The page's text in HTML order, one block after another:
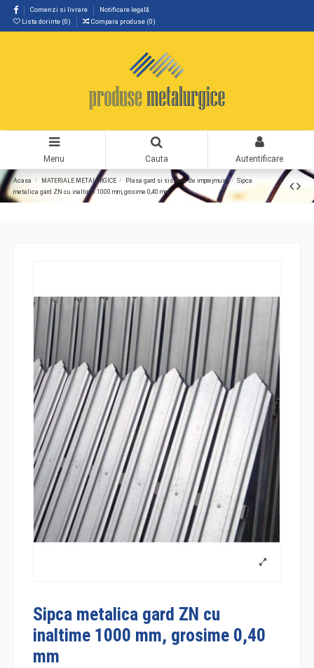
Comenzi si livrare
Notificare legală
Lista dorinte (0) Compara produse (0)
Menu Cauta Autentificare
Acasa MATERIALE METALURGICE Plasa gard si sisteme de imprejmuiri
Sipca
metalica gard ZN cu inaltime 1000 mm, grosime 0,40 mm
Sipca metalica gard ZN cu
inaltime 1000 mm, grosime 0,40
mm